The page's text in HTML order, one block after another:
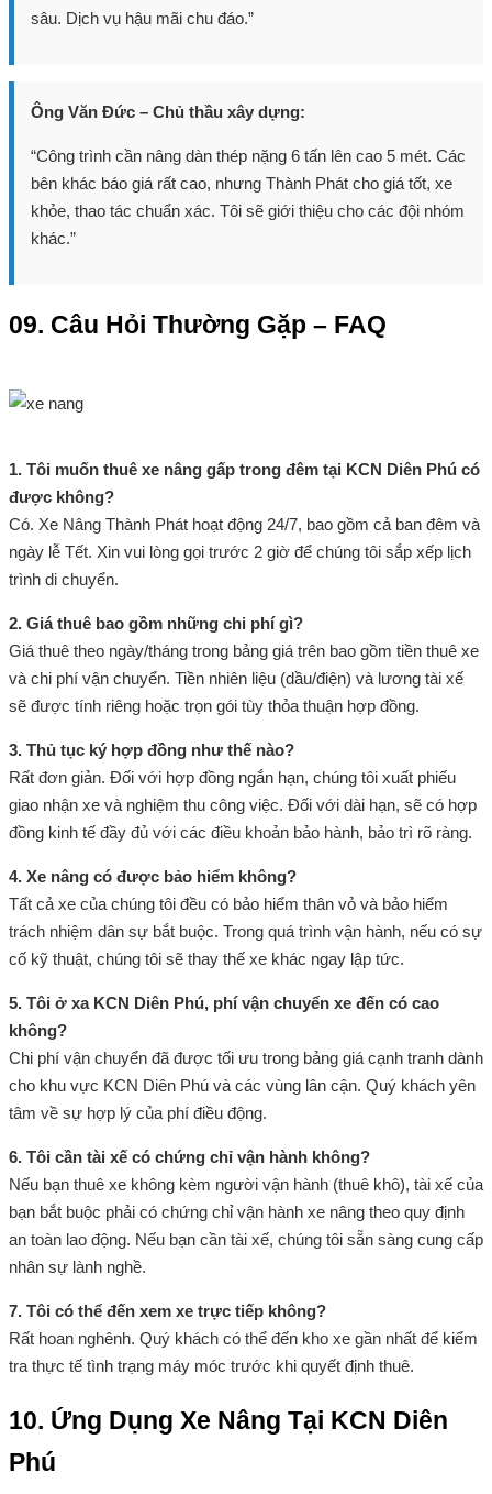
sâu. Dịch vụ hậu mãi chu đáo.”
Ông Văn Đức – Chủ thầu xây dựng:
“Công trình cần nâng dàn thép nặng 6 tấn lên cao 5 mét. Các
bên khác báo giá rất cao, nhưng Thành Phát cho giá tốt, xe
khỏe, thao tác chuẩn xác. Tôi sẽ giới thiệu cho các đội nhóm
khác.”
09. Câu Hỏi Thường Gặp – FAQ
1. Tôi muốn thuê xe nâng gấp trong đêm tại KCN Diên Phú có
được không?
Có. Xe Nâng Thành Phát hoạt động 24/7, bao gồm cả ban đêm và
ngày lễ Tết. Xin vui lòng gọi trước 2 giờ để chúng tôi sắp xếp lịch
trình di chuyển.
2. Giá thuê bao gồm những chi phí gì?
Giá thuê theo ngày/tháng trong bảng giá trên bao gồm tiền thuê xe
và chi phí vận chuyển. Tiền nhiên liệu (dầu/điện) và lương tài xế
sẽ được tính riêng hoặc trọn gói tùy thỏa thuận hợp đồng.
3. Thủ tục ký hợp đồng như thế nào?
Rất đơn giản. Đối với hợp đồng ngắn hạn, chúng tôi xuất phiếu
giao nhận xe và nghiệm thu công việc. Đối với dài hạn, sẽ có hợp
đồng kinh tế đầy đủ với các điều khoản bảo hành, bảo trì rõ ràng.
4. Xe nâng có được bảo hiểm không?
Tất cả xe của chúng tôi đều có bảo hiểm thân vỏ và bảo hiểm
trách nhiệm dân sự bắt buộc. Trong quá trình vận hành, nếu có sự
cố kỹ thuật, chúng tôi sẽ thay thế xe khác ngay lập tức.
5. Tôi ở xa KCN Diên Phú, phí vận chuyển xe đến có cao
không?
Chi phí vận chuyển đã được tối ưu trong bảng giá cạnh tranh dành
cho khu vực KCN Diên Phú và các vùng lân cận. Quý khách yên
tâm về sự hợp lý của phí điều động.
6. Tôi cần tài xế có chứng chỉ vận hành không?
Nếu bạn thuê xe không kèm người vận hành (thuê khô), tài xế của
bạn bắt buộc phải có chứng chỉ vận hành xe nâng theo quy định
an toàn lao động. Nếu bạn cần tài xế, chúng tôi sẵn sàng cung cấp
nhân sự lành nghề.
7. Tôi có thể đến xem xe trực tiếp không?
Rất hoan nghênh. Quý khách có thể đến kho xe gần nhất để kiểm
tra thực tế tình trạng máy móc trước khi quyết định thuê.
10. Ứng Dụng Xe Nâng Tại KCN Diên
Phú